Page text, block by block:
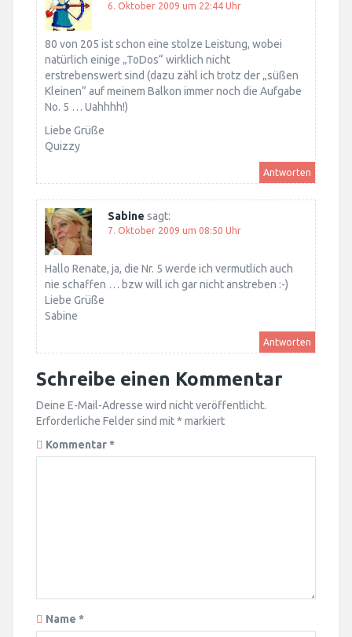
6. Oktober 2009 um 22:44 Uhr
80 von 205 ist schon eine stolze Leistung, wobei
natürlich einige „ToDos“ wirklich nicht
erstrebenswert sind (dazu zähl ich trotz der „süßen
Kleinen“ auf meinem Balkon immer noch die Aufgabe
No. 5 … Uahhhh!)
Liebe Grüße
Quizzy
Antworten
Sabine sagt:
7. Oktober 2009 um 08:50 Uhr
Hallo Renate, ja, die Nr. 5 werde ich vermutlich auch
nie schaffen … bzw will ich gar nicht anstreben :-)
Liebe Grüße
Sabine
Antworten
Schreibe einen Kommentar
Deine E-Mail-Adresse wird nicht veröffentlicht.
Erforderliche Felder sind mit* markiert
Kommentar*
Name *